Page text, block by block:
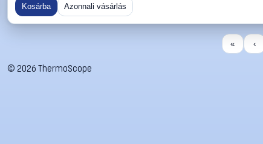
Kosárba Azonnali vásárlás
« ‹
© 2026 ThermoScope